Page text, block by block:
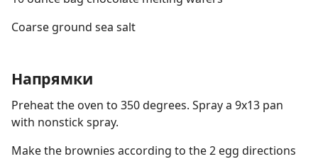
Coarse ground sea salt
Напрямки
Preheat the oven to 350 degrees. Spray a 9x13 pan
with nonstick spray.
Make the brownies according to the 2 egg directions